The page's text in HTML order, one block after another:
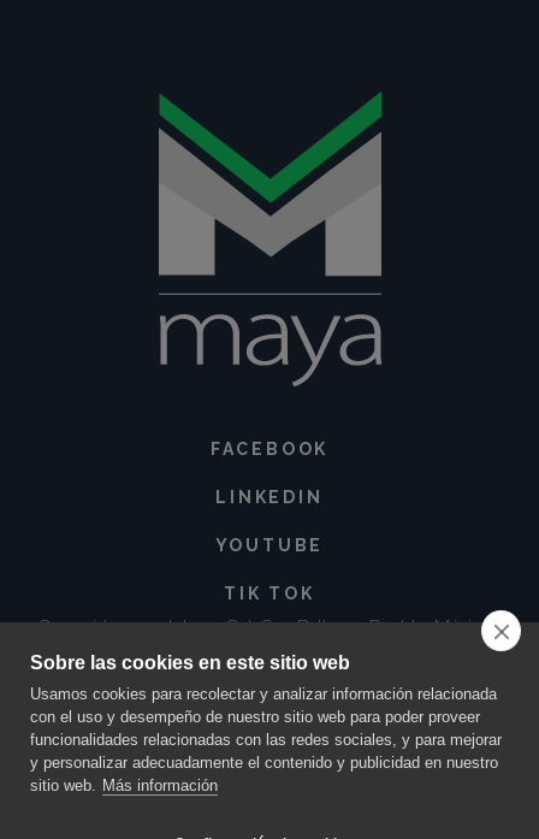
Sobre las cookies en este sitio web
Usamos cookies para recolectar y analizar información relacionada
con el uso y desempeño de nuestro sitio web para poder proveer
funcionalidades relacionadas con las redes sociales, y para mejorar
y personalizar adecuadamente el contenido y publicidad en nuestro
sitio web. Más información
FACEBOOK
LINKEDIN
YOUTUBE
TIK TOK
Corregidora 213 Int. 3-3 Col. San Baltazar, Puebla. México •
72550
contacto@innovacionmaya.mx •249 163 2710